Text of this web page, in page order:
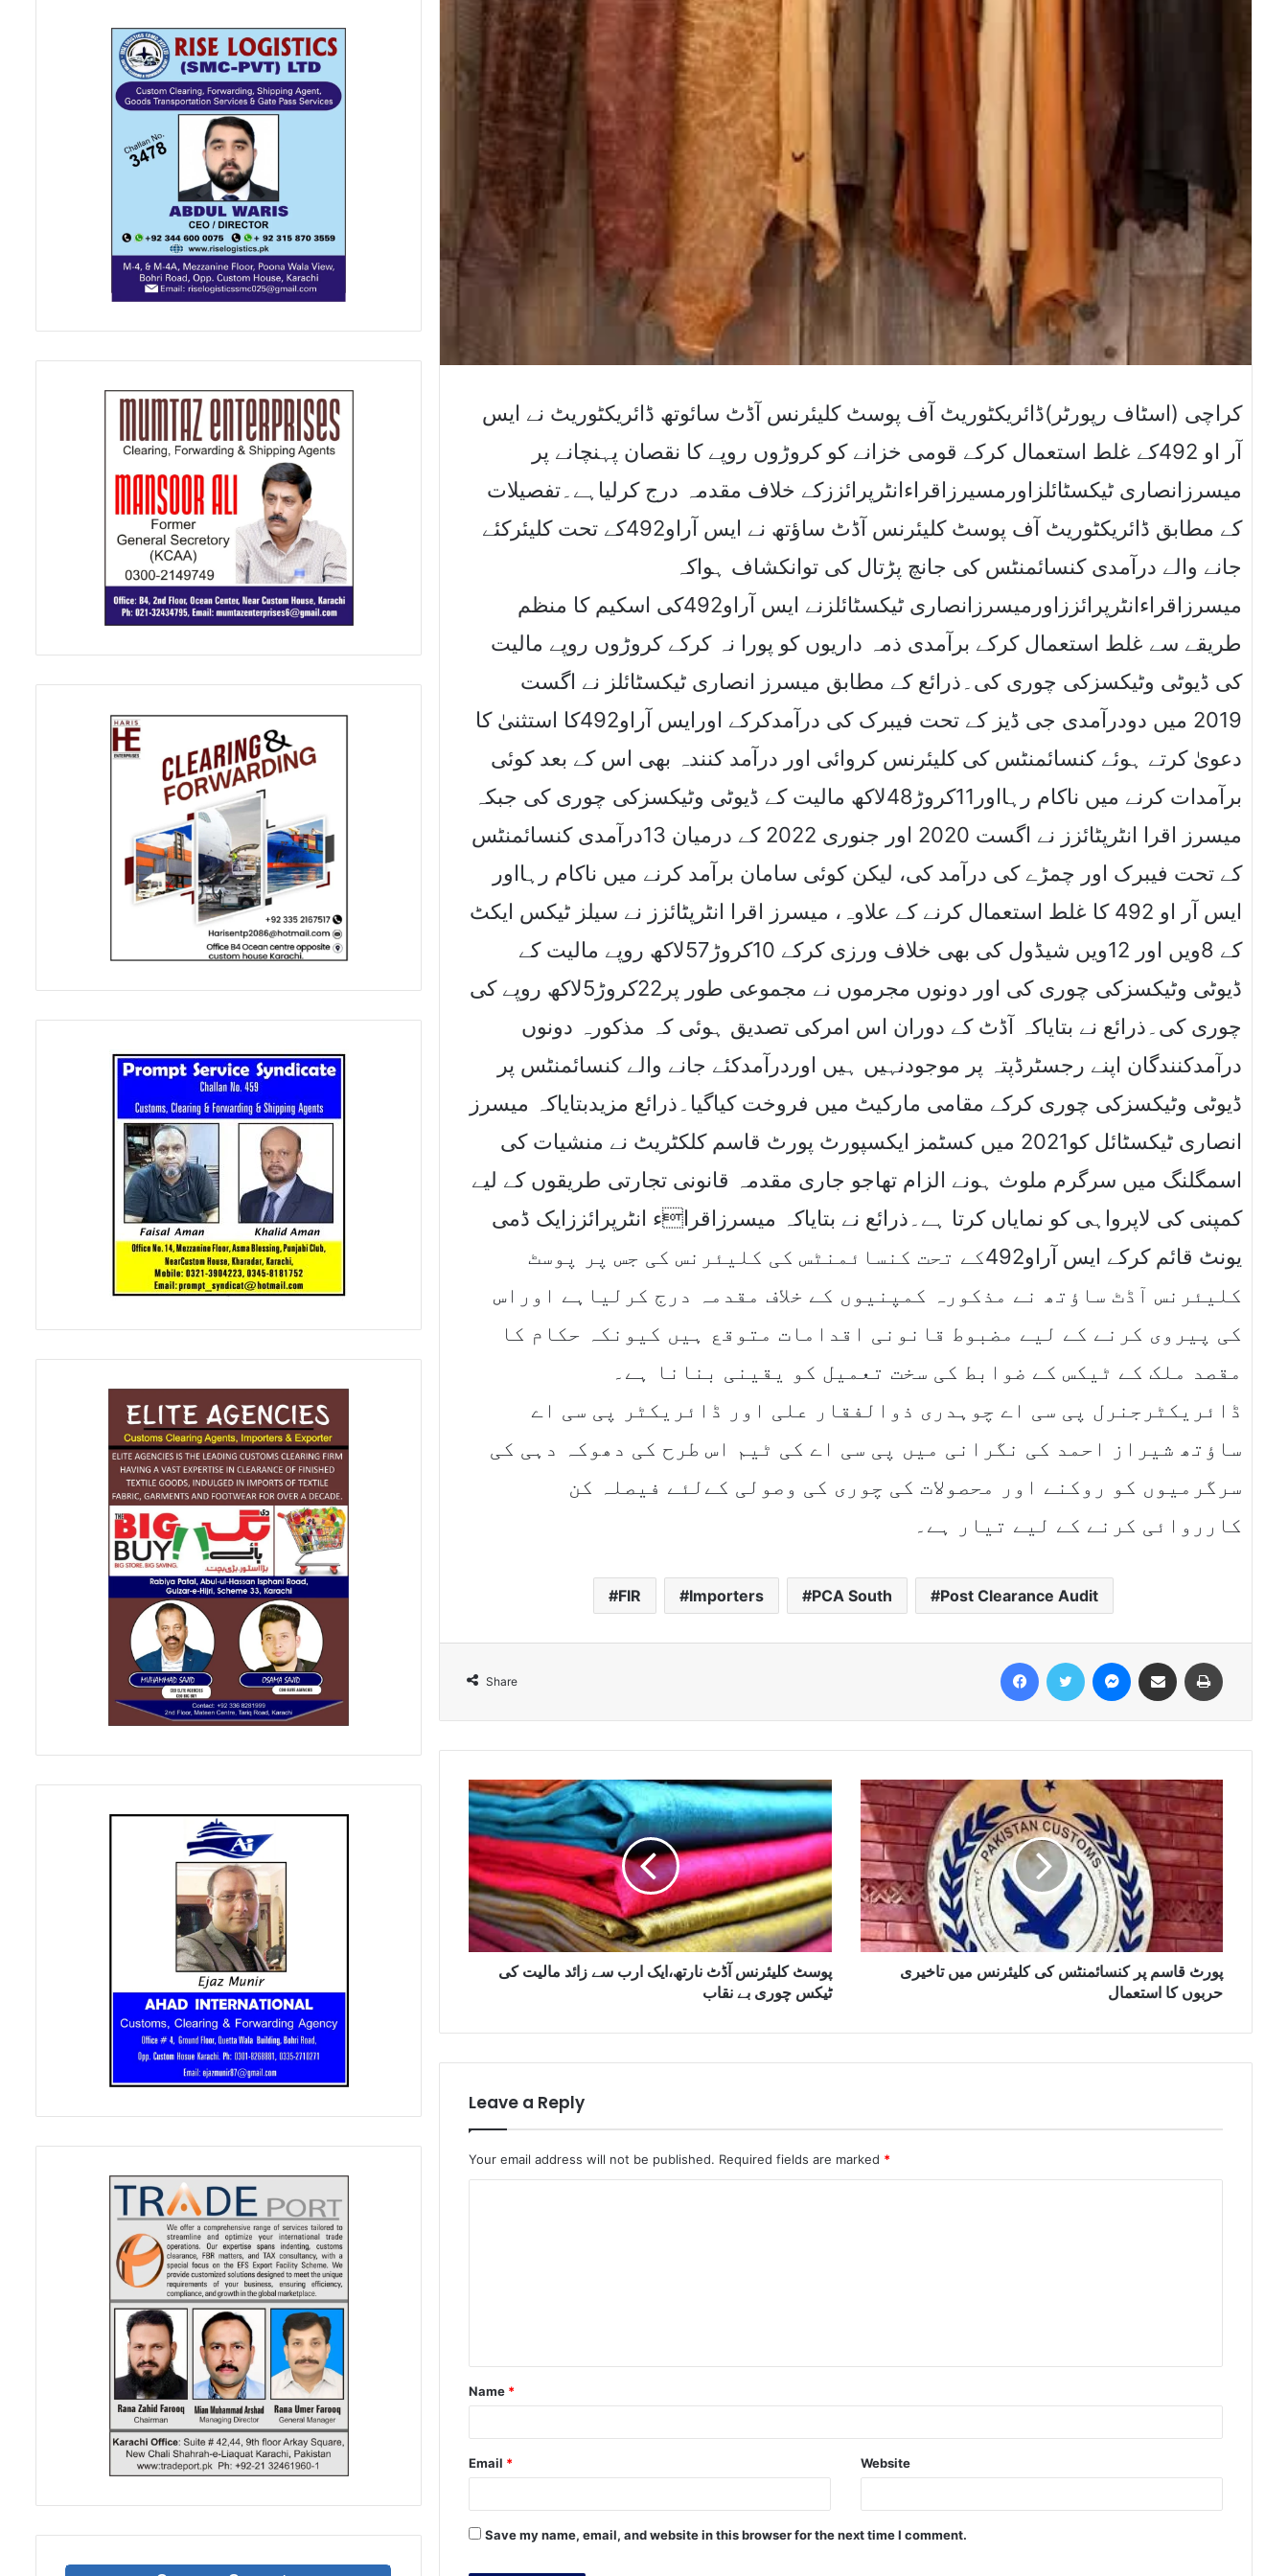
کراچی (اسٹاف رپورٹر)ڈائریکٹوریٹ آف پوسٹ کلیئرنس آڈٹ سائوتھ ڈائریکٹوریٹ نے ایس
آر او 492کے غلط استعمال کرکے قومی خزانے کو کروڑوں روپے کا نقصان پہنچانے پر
میسرزانصاری ٹیکسٹائلزاورمسیرزاقراءانٹرپرائززکے خلاف مقدمہ درج کرلیاہے۔تفصیلات
کے مطابق ڈائریکٹوریٹ آف پوسٹ کلیئرنس آڈٹ ساﺅتھ نے ایس آراو492کے تحت کلیئرکئے
جانے والے درآمدی کنسائمنٹس کی جانچ پڑتال کی توانکشاف ہواکہ
میسرزاقراءانٹرپرائززاورمیسرزانصاری ٹیکسٹائلزنے ایس آراو492کی اسکیم کا منظم
طریقے سے غلط استعمال کرکے برآمدی ذمہ داریوں کو پورا نہ کرکے کروڑوں روپے مالیت
کی ڈیوٹی وٹیکسزکی چوری کی۔ذرائع کے مطابق میسرز انصاری ٹیکسٹائلز نے اگست
2019 میں دودرآمدی جی ڈیز کے تحت فیبرک کی درآمدکرکے اورایس آراو492کا استثنیٰ کا
دعویٰ کرتے ہوئے کنسائمنٹس کی کلیئرنس کروائی اور درآمد کنندہ بھی اس کے بعد کوئی
برآمدات کرنے میں ناکام رہااور11کروڑ48لاکھ مالیت کے ڈیوٹی وٹیکسزکی چوری کی جبکہ
میسرز اقرا انٹرپٹائزز نے اگست 2020 اور جنوری 2022 کے درمیان 13درآمدی کنسائمنٹس
کے تحت فیبرک اور چمڑے کی درآمد کی، لیکن کوئی سامان برآمد کرنے میں ناکام رہااور
ایس آر او 492 کا غلط استعمال کرنے کے علاوہ، میسرز اقرا انٹرپٹائزز نے سیلز ٹیکس ایکٹ
کے 8ویں اور 12ویں شیڈول کی بھی خلاف ورزی کرکے 10کروڑ57لاکھ روپے مالیت کے
ڈیوٹی وٹیکسزکی چوری کی اور دونوں مجرموں نے مجموعی طور پر22کروڑ5لاکھ روپے کی
چوری کی۔ذرائع نے بتایاکہ آڈٹ کے دوران اس امرکی تصدیق ہوئی کہ مذکورہ دونوں
درآمدکنندگان اپنے رجسٹرڈپتہ پر موجودنہیں ہیں اوردرآمدکئے جانے والے کنسائمنٹس پر
ڈیوٹی وٹیکسزکی چوری کرکے مقامی مارکیٹ میں فروخت کیاگیا۔ذرائع مزیدبتایاکہ میسرز
انصاری ٹیکسٹائل کو2021 میں کسٹمز ایکسپورٹ پورٹ قاسم کلکٹریٹ نے منشیات کی
اسمگلنگ میں سرگرم ملوث ہونے الزام تھاجو جاری مقدمہ قانونی تجارتی طریقوں کے لیے
کمپنی کی لاپرواہی کو نمایاں کرتا ہے۔ذرائع نے بتایاکہ میسرزاقراء انٹرپرائززایک ڈمی
یونٹ قائم کرکے ایس آراو492کے تحت کنسائمنٹس کی کلیئرنس کی جس پر پوسٹ
کلیئرنس آڈٹ ساﺅتھ نے مذکورہ کمپنیوں کے خلاف مقدمہ درج کرلیاہے اوراس
کی پیروی کرنے کے لیے مضبوط قانونی اقدامات متوقع ہیں کیونکہ حکام کا
مقصد ملک کے ٹیکس کے ضوابط کی سخت تعمیل کو یقینی بنانا ہے۔
ڈائریکٹرجنرل پی سی اے چوہدری ذوالفقار علی اور ڈائریکٹر پی سی اے
ساﺅتھ شیراز احمد کی نگرانی میں پی سی اے کی ٹیم اس طرح کی دھوکہ دہی کی
سرگرمیوں کو روکنے اور محصولات کی چوری کی وصولی کےلئے فیصلہ کن
کارروائی کرنے کے لیے تیار ہے۔
FIR Importers PCA South Post Clearance Audit
Share
پوسٹ کلیئرنس آڈٹ نارتھ،ایک ارب سے زائد مالیت کی
ٹیکس چوری بے نقاب
پورٹ قاسم پر کنسائمنٹس کی کلیئرنس میں تاخیری
حربوں کا استعمال
Leave a Reply
Your email address will not be published. Required fields are marked *
t
*
Name *
Email * Website
Save my name, email, and website in this browser for the next time I comment.